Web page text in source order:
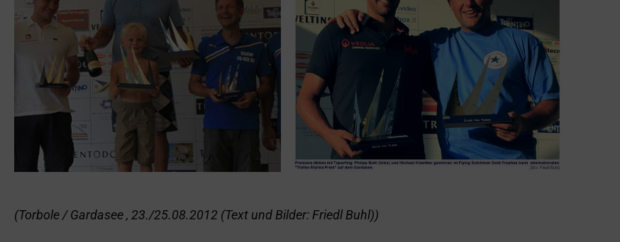
(Torbole / Gardasee , 23./25.08.2012 (Text und Bilder: Friedl Buhl))